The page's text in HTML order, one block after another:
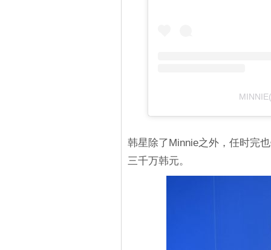
韩星除了Minnie之外，任时完
三千万韩元。